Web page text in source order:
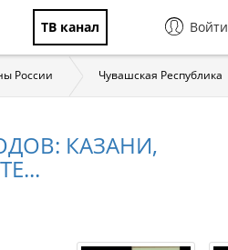
ТВ канал Войти
России Чувашская Республика
КАЗАНИ,